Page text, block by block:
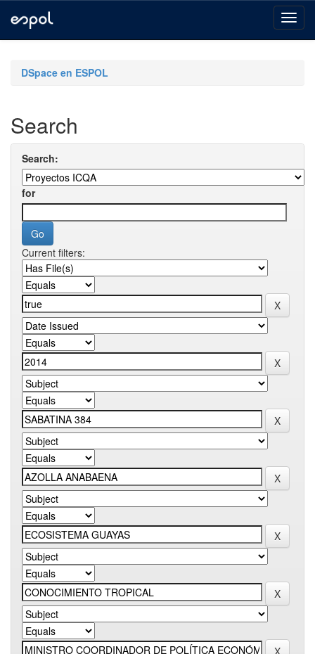
navigationDSpace en ESPOL
Search
Search:
for
Current filters: